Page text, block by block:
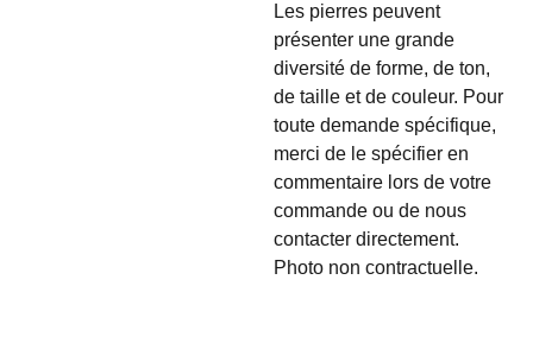
Les pierres peuvent
présenter une grande
diversité de forme, de ton,
de taille et de couleur. Pour
toute demande spécifique,
merci de le spécifier en
commentaire lors de votre
commande ou de nous
contacter directement.
Photo non contractuelle.